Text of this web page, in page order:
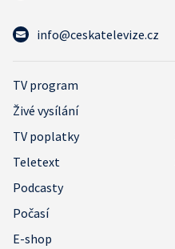
info@ceskatelevize.cz
TV program
Živé vysílání
TV poplatky
Teletext
Podcasty
Počasí
E-shop